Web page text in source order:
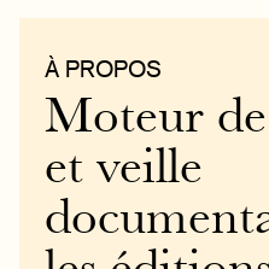
À PROPOS
Moteur
et veille